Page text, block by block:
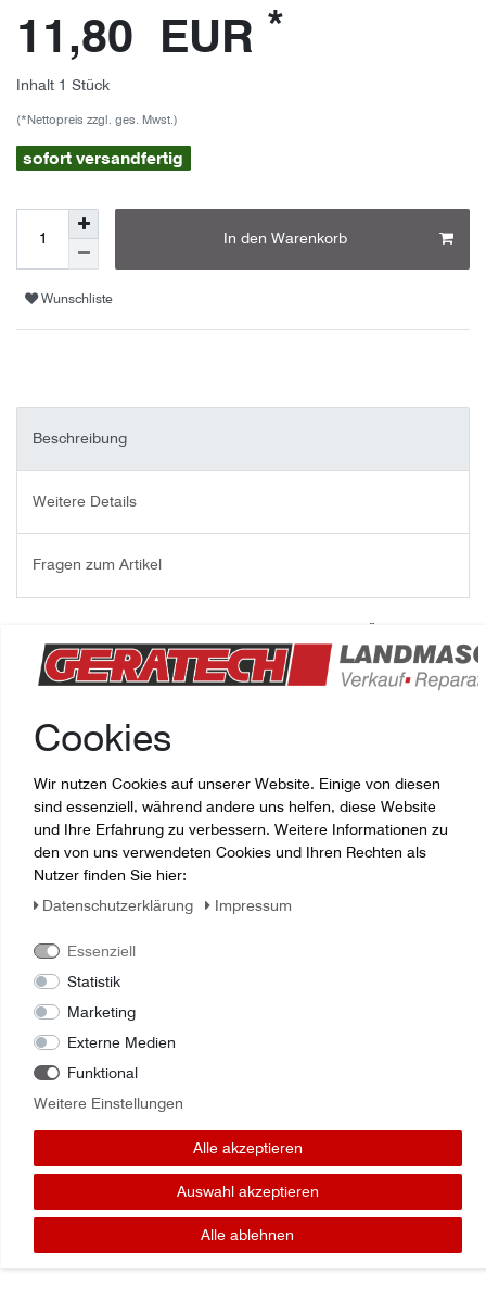
11,80 EUR *
Inhalt 1 Stück
(*Nettopreis zzgl. ges. Mwst.)
sofort versandfertig
In den Warenkorb
Wunschliste
Beschreibung
Weitere Details
Fragen zum Artikel
TR/270/C3, TR/275/C3
Zuletzt angesehene Artikel:
Cookies
Wir nutzen Cookies auf unserer Website. Einige von diesen
sind essenziell, während andere uns helfen, diese Website
und Ihre Erfahrung zu verbessern. Weitere Informationen zu
den von uns verwendeten Cookies und Ihren Rechten als
Nutzer finden Sie hier:
Daten­schutz­erklärung
Impressum
Essenziell
Statistik
Marketing
Externe Medien
Funktional
Weitere Einstellungen
Alle akzeptieren
Auswahl akzeptieren
Alle ablehnen